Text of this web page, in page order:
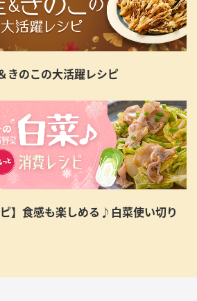
きのこの大活躍レシピ
】食感も楽しめる♪白菜使い切り